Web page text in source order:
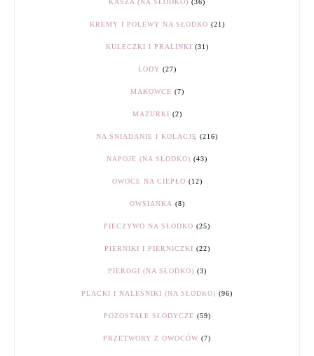
KASZA (NA SŁODKO) (36)
KREMY I POLEWY NA SŁODKO (21)
KULECZKI I PRALINKI (31)
LODY (27)
MAKOWCE (7)
MAZURKI (2)
NA ŚNIADANIE I KOLACJĘ (216)
NAPOJE (NA SŁODKO) (43)
OWOCE NA CIEPŁO (12)
OWSIANKA (8)
PIECZYWO NA SŁODKO (25)
PIERNIKI I PIERNICZKI (22)
PIEROGI (NA SŁODKO) (3)
PLACKI I NALEŚNIKI (NA SŁODKO) (96)
POZOSTAŁE SŁODYCZE (59)
PRZETWORY Z OWOCÓW (7)